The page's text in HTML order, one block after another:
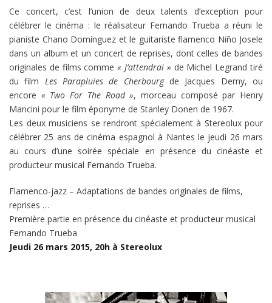
Ce concert, c’est l’union de deux talents d’exception pour
célébrer le cinéma : le réalisateur Fernando Trueba a réuni le
pianiste Chano Domínguez et le guitariste flamenco Niño Josele
dans un album et un concert de reprises, dont celles de bandes
originales de films comme« J’attendrai » de Michel Legrand tiré
du film Les Parapluies de Cherbourgde Jacques Demy, ou
encore « Two For The Road », morceau composé par Henry
Mancini pour le film éponyme de Stanley Donen de 1967.
Les deux musiciens se rendront spécialement à Stereolux pour
célébrer 25 ans de cinéma espagnol à Nantes le jeudi 26 mars
au cours d’une soirée spéciale en présence du cinéaste et
producteur musical Fernando Trueba.
Flamenco-jazz – Adaptations de bandes originales de films,
reprises …
Première partie en présence du cinéaste et producteur musical
Fernando Trueba
Jeudi 26 mars 2015, 20h à Stereolux